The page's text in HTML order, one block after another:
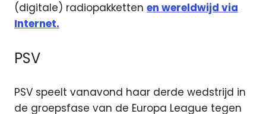
(digitale) radiopakketten en wereldwijd via
Internet.
PSV
PSV speelt vanavond haar derde wedstrijd in
de groepsfase van de Europa League tegen